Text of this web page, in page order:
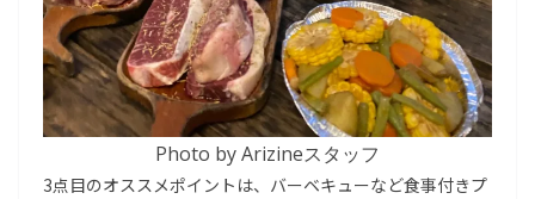
Photo by Arizineスタッフ
3点目のオススメポイントは、バーベキューなど食事付きプ